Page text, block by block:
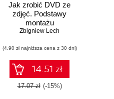
Jak zrobić DVD ze
zdjęć. Podstawy
montażu
filmowego
Zbigniew Lech
(4,90 zł najniższa cena z 30 dni)
14.51 zł
17.07 zł (-15%)